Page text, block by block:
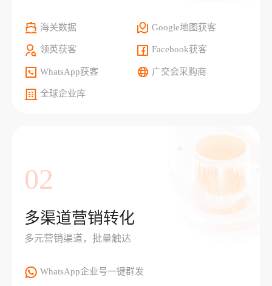
海关数据 Google地图获客
领英获客 Facebook获客
WhatsApp获客 广交会采购商
全球企业库
02
多渠道营销转化
多元营销渠道，批量触达
WhatsApp企业号一键群发